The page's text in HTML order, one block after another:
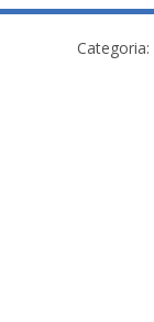
Categoria: